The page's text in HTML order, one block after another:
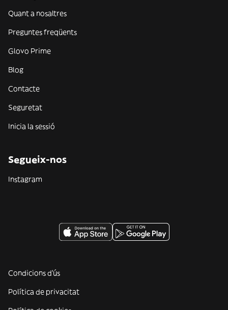
Quant a nosaltres
Preguntes freqüents
Glovo Prime
Blog
Contacte
Seguretat
Inicia la sessió
Segueix-nos
Instagram
Condicions d'ús
Política de privacitat